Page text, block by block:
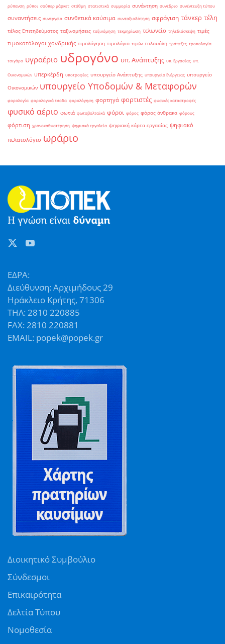
ρύπανση ρύποι σούπερ μάρκετ στάθμη στατιστικά συμμορία συνάντηση συνέδριο συνέντευξη τύπου
συναντήσεις συνεργεία συνθετικά καύσιμα συνταξιοδότηση σφράγιση τάνκερ τέλη
τέλος Επιτηδεύματος ταξινομήσεις ταξινόμηση τεκμηρίωση τελωνείο τηλεδιάσκεψη τιμές
τιμοκατάλογοι χονδρικής τιμολόγηση τιμολόγιο τιμών τολουόλη τράπεζες τροπολογία
τσιγάρο υγραέριο υδρογόνο υπ. Ανάπτυξης υπ. Εργασίας υπ.
Οικονομικών υπερκέρδη υποτροφίες υπουργείο Ανάπτυξης υπουργείο Ενέργειας υπουργείο
Οικονομικών υπουργείο Υποδομών & Μεταφορών
φορολογία φορολογικά έσοδα φορολόγηση φορτηγά φορτιστές φυσικές καταστροφές
φυσικό αέριο φωτιά φωτοβολταϊκά φόροι φόρος φόρος άνθρακα φόρους
φόρτιση χρονοκαθυστέρηση ψηφιακά εργαλεία ψηφιακή κάρτα εργασίας ψηφιακό
πελατολόγιο ωράριο
ΕΔΡΑ:
Διεύθυνση: Αρχιμήδους 29
Ηράκλειο Κρήτης, 71306
ΤΗΛ: 2810 220885
FAX: 2810 220881
EMAIL: popek@popek.gr
Διοικητικό Συμβούλιο
Σύνδεσμοι
Επικαιρότητα
Δελτία Τύπου
Νομοθεσία